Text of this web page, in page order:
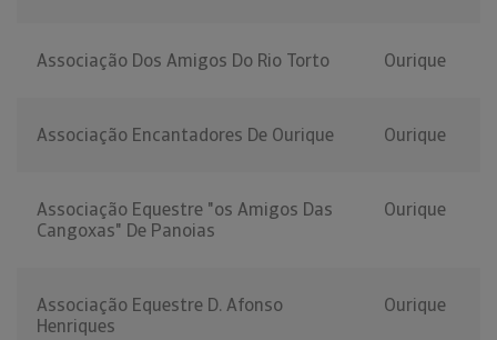
Associação Dos Amigos Do Rio Torto Ourique
Associação Encantadores De Ourique Ourique
Associação Equestre "os Amigos Das
Cangoxas" De Panoias
Ourique
Associação Equestre D. Afonso
Henriques
Ourique